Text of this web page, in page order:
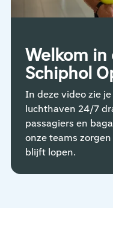
Welkom
Schiphol
In deze video zie
luchthaven 24/7
passagiers en
onze teams
blijft lopen.